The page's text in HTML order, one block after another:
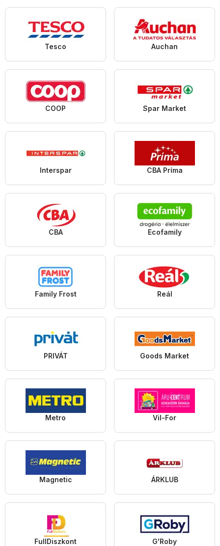
Tesco Auchan
COOP Spar Market
Interspar CBA Príma
CBA Ecofamily
Family Frost Reál
PRIVÁT Goods Market
Metro Vil-For
Magnetic ÁRKLUB
FullDiszkont G'Roby